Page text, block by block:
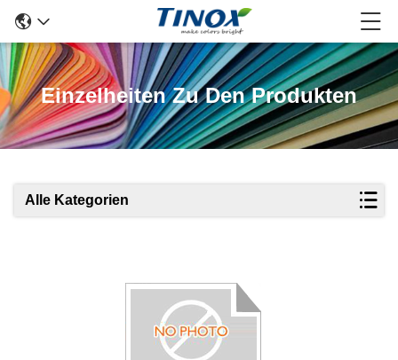
Einzelheiten Zu Den Produkten
Alle Kategorien